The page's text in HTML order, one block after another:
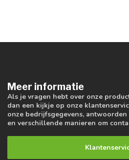
Meer informatie
Als je vragen hebt over onze
dan een kijkje op onze
onze bedrijfsgegevens,
en verschillende manieren om